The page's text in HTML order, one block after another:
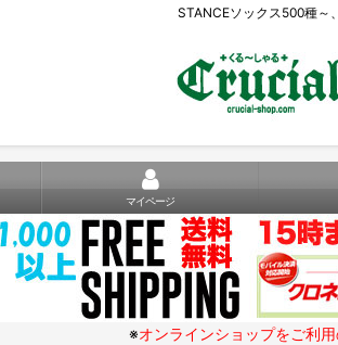
STANCEソックス500種～
マイページ
※オンラインショップをご利